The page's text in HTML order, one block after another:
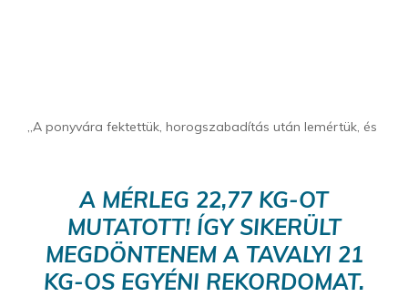
„A ponyvára fektettük, horogszabadítás után lemértük, és
A MÉRLEG 22,77 KG-OT
MUTATOTT! ÍGY SIKERÜLT
MEGDÖNTENEM A TAVALYI 21
KG-OS EGYÉNI REKORDOMAT.